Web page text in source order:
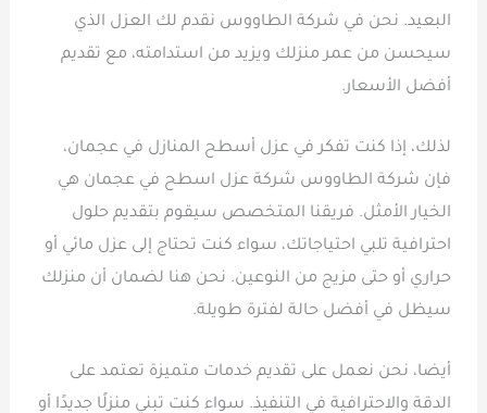
البعيد. نحن في شركة الطاووس نقدم لك العزل الذي
سيحسن من عمر منزلك ويزيد من استدامته، مع تقديم
أفضل الأسعار.
لذلك، إذا كنت تفكر في عزل أسطح المنازل في عجمان،
فإن شركة الطاووس شركة عزل اسطح في عجمان هي
الخيار الأمثل. فريقنا المتخصص سيقوم بتقديم حلول
احترافية تلبي احتياجاتك، سواء كنت تحتاج إلى عزل مائي أو
حراري أو حتى مزيج من النوعين. نحن هنا لضمان أن منزلك
سيظل في أفضل حالة لفترة طويلة.
أيضا، نحن نعمل على تقديم خدمات متميزة تعتمد على
الدقة والاحترافية في التنفيذ. سواء كنت تبني منزلًا جديدًا أو